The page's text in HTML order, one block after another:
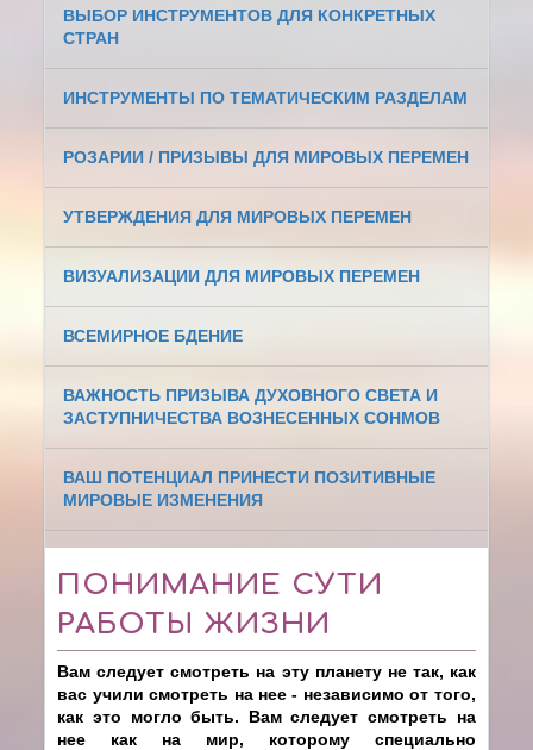
ВЫБОР ИНСТРУМЕНТОВ ДЛЯ КОНКРЕТНЫХ
СТРАН
ИНСТРУМЕНТЫ ПО ТЕМАТИЧЕСКИМ РАЗДЕЛАМ
РОЗАРИИ / ПРИЗЫВЫ ДЛЯ МИРОВЫХ ПЕРЕМЕН
УТВЕРЖДЕНИЯ ДЛЯ МИРОВЫХ ПЕРЕМЕН
ВИЗУАЛИЗАЦИИ ДЛЯ МИРОВЫХ ПЕРЕМЕН
ВСЕМИРНОЕ БДЕНИЕ
ВАЖНОСТЬ ПРИЗЫВА ДУХОВНОГО СВЕТА И
ЗАСТУПНИЧЕСТВА ВОЗНЕСЕННЫХ СОНМОВ
ВАШ ПОТЕНЦИАЛ ПРИНЕСТИ ПОЗИТИВНЫЕ
МИРОВЫЕ ИЗМЕНЕНИЯ
ПОНИМАНИЕ СУТИ
РАБОТЫ ЖИЗНИ
Вам следует смотреть на эту планету не так, как
вас учили смотреть на нее - независимо от того,
как это могло быть. Вам следует смотреть на
нее как на мир, которому специально